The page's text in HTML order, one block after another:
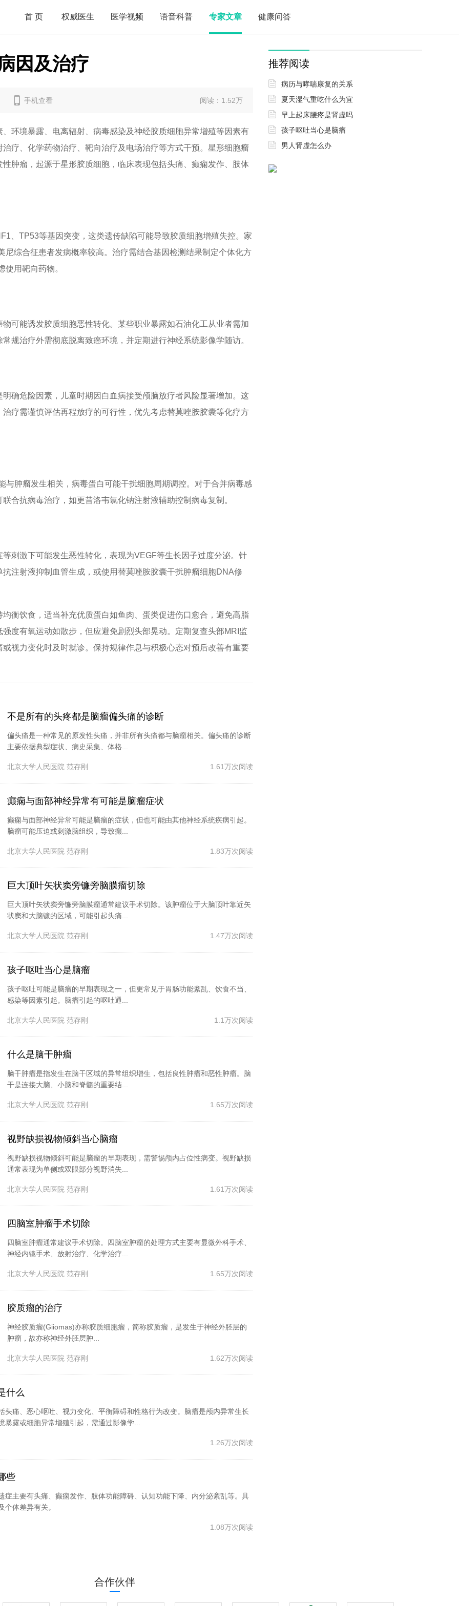
首页 权威医生 医学视频 语音科普 专家文章 健康问答
因及治疗
手机查看 阅读：1.52万
环境暴露、电离辐射、病毒感染及神经胶质细胞异常增殖等因素有
疗、化学药物治疗、靶向治疗及电场治疗等方式干预。星形细胞瘤
肿瘤，起源于星形胶质细胞，临床表现包括头痛、癫痫发作、肢体
、TP53等基因突变，这类遗传缺陷可能导致胶质细胞增殖失控。家
尼综合征患者发病概率较高。治疗需结合基因检测结果制定个体化方
使用靶向药物。
可能诱发胶质细胞恶性转化。某些职业暴露如石油化工从业者需加
规治疗外需彻底脱离致癌环境，并定期进行神经系统影像学随访。
确危险因素，儿童时期因白血病接受颅脑放疗者风险显著增加。这
疗需谨慎评估再程放疗的可行性，优先考虑替莫唑胺胶囊等化疗方
与肿瘤发生相关，病毒蛋白可能干扰细胞周期调控。对于合并病毒感
合抗病毒治疗，如更昔洛韦氯化钠注射液辅助控制病毒复制。
刺激下可能发生恶性转化，表现为VEGF等生长因子过度分泌。针
注射液抑制血管生成，或使用替莫唑胺胶囊干扰肿瘤细胞DNA修
衡饮食，适当补充优质蛋白如鱼肉、蛋类促进伤口愈合，避免高脂
度有氧运动如散步，但应避免剧烈头部晃动。定期复查头部MRI监
视力变化时及时就诊。保持规律作息与积极心态对预后改善有重要
不是所有的头疼都是脑瘤偏头痛的诊断
偏头痛是一种常见的原发性头痛，并非所有头痛都与脑瘤相关。偏头痛的诊断
主要依据典型症状、病史采集、体格...
北京大学人民医院 范存刚 1.61万次阅读
癫痫与面部神经异常有可能是脑瘤症状
癫痫与面部神经异常可能是脑瘤的症状，但也可能由其他神经系统疾病引起。
脑瘤可能压迫或刺激脑组织，导致癫...
北京大学人民医院 范存刚 1.83万次阅读
巨大顶叶矢状窦旁镰旁脑膜瘤切除
巨大顶叶矢状窦旁镰旁脑膜瘤通常建议手术切除。该肿瘤位于大脑顶叶靠近矢
状窦和大脑镰的区域，可能引起头痛...
北京大学人民医院 范存刚 1.47万次阅读
孩子呕吐当心是脑瘤
孩子呕吐可能是脑瘤的早期表现之一，但更常见于胃肠功能紊乱、饮食不当、
感染等因素引起。脑瘤引起的呕吐通...
北京大学人民医院 范存刚 1.1万次阅读
什么是脑干肿瘤
脑干肿瘤是指发生在脑干区域的异常组织增生，包括良性肿瘤和恶性肿瘤。脑
干是连接大脑、小脑和脊髓的重要结...
北京大学人民医院 范存刚 1.65万次阅读
视野缺损视物倾斜当心脑瘤
视野缺损视物倾斜可能是脑瘤的早期表现，需警惕颅内占位性病变。视野缺损
通常表现为单侧或双眼部分视野消失...
北京大学人民医院 范存刚 1.61万次阅读
四脑室肿瘤手术切除
四脑室肿瘤通常建议手术切除。四脑室肿瘤的处理方式主要有显微外科手术、
神经内镜手术、放射治疗、化学治疗...
北京大学人民医院 范存刚 1.65万次阅读
胶质瘤的治疗
神经胶质瘤(Giiomas)亦称胶质细胞瘤，简称胶质瘤，是发生于神经外胚层的
肿瘤，故亦称神经外胚层肿...
北京大学人民医院 范存刚 1.62万次阅读
什么
头痛、恶心呕吐、视力变化、平衡障碍和性格行为改变。脑瘤是颅内异常生长
露或细胞异常增殖引起，需通过影像学...
1.26万次阅读
些
症主要有头痛、癫痫发作、肢体功能障碍、认知功能下降、内分泌紊乱等。具
个体差异有关。
1.08万次阅读
推荐阅读
病历与哮喘康复的关系
夏天湿气重吃什么为宜
早上起床腰疼是肾虚吗
孩子呕吐当心是脑瘤
男人肾虚怎么办
合作伙伴